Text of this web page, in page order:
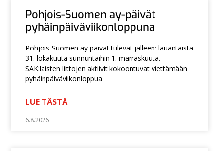
Pohjois-Suomen ay-päivät
pyhäinpäiväviikonloppuna
Pohjois-Suomen ay-päivät tulevat jälleen: lauantaista
31. lokakuuta sunnuntaihin 1. marraskuuta.
SAK:laisten liittojen aktiivit kokoontuvat viettämään
pyhäinpäiväviikonloppua
LUE TÄSTÄ
6.8.2026